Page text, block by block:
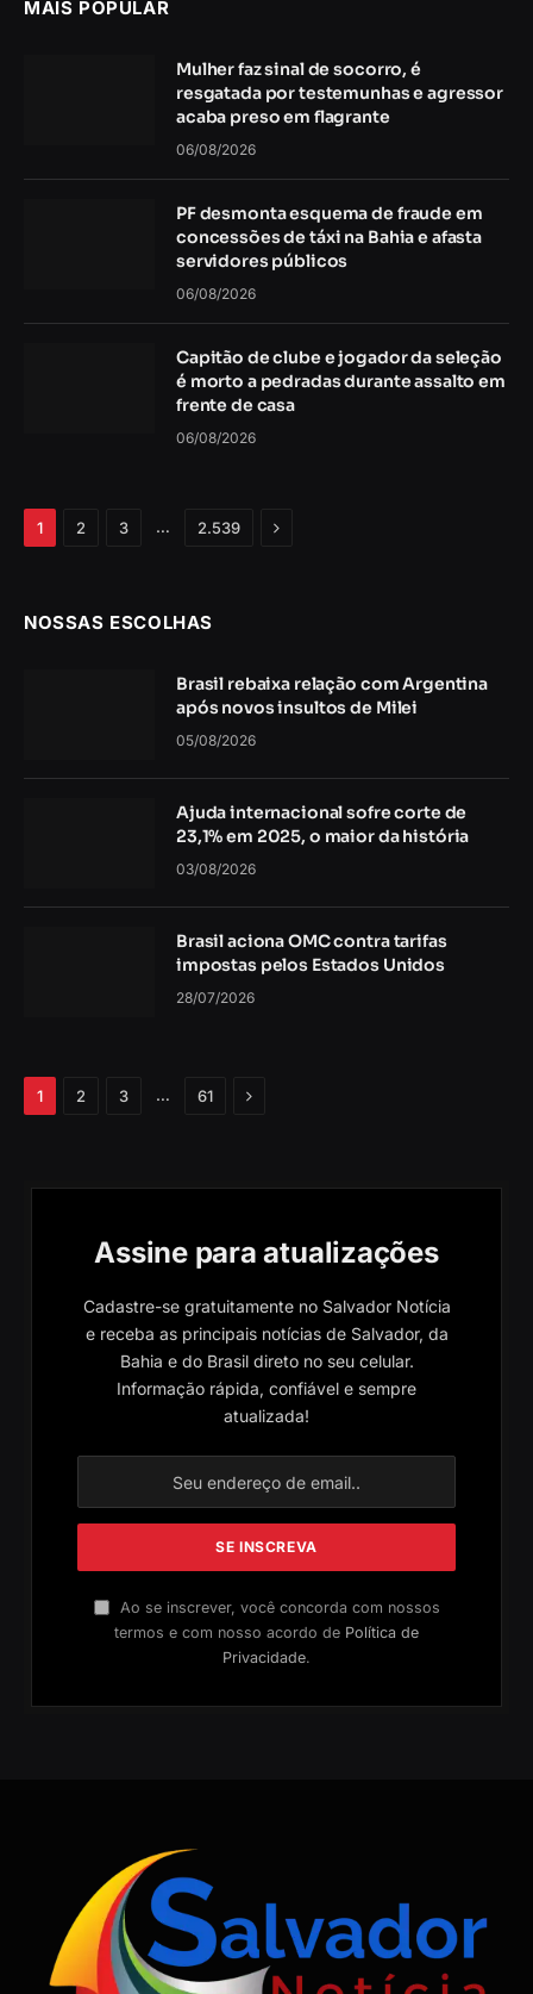
MAIS POPULAR
Mulher faz sinal de socorro, é
resgatada por testemunhas e agressor
acaba preso em flagrante
06/08/2026
PF desmonta esquema de fraude em
concessões de táxi na Bahia e afasta
servidores públicos
06/08/2026
Capitão de clube e jogador da seleção
é morto a pedradas durante assalto em
frente de casa
06/08/2026
1 2 3 … 2.539 Próximo
NOSSAS ESCOLHAS
Brasil rebaixa relação com Argentina
após novos insultos de Milei
05/08/2026
Ajuda internacional sofre corte de
23,1% em 2025, o maior da história
03/08/2026
Brasil aciona OMC contra tarifas
impostas pelos Estados Unidos
28/07/2026
1 2 3 … 61 Próximo
Assine para atualizações
Cadastre-se gratuitamente no Salvador Notícia
e receba as principais notícias de Salvador, da
Bahia e do Brasil direto no seu celular.
Informação rápida, confiável e sempre
atualizada!
Ao se inscrever, você concorda com nossos
termos e com nosso acordo de Política de
Privacidade.